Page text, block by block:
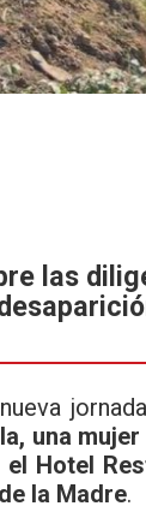
las
una
Hotel
la Madre.